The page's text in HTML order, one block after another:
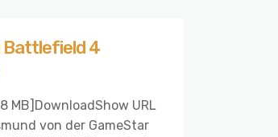
Battlefield 4
MB]DownloadShow URL
von der GameStar